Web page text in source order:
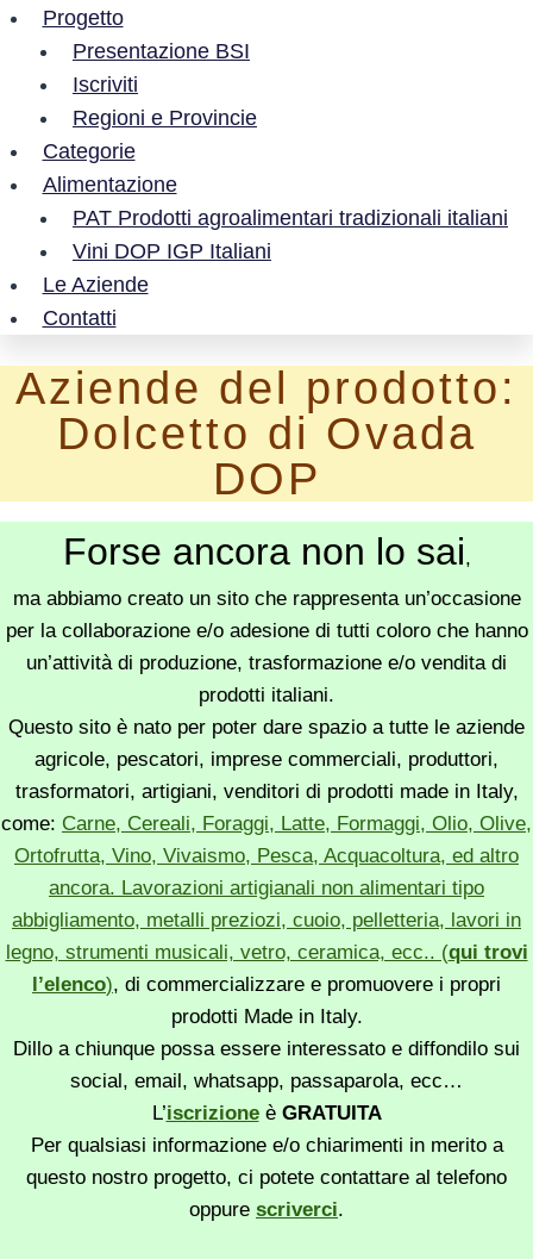
Progetto
Presentazione BSI
Iscriviti
Regioni e Provincie
Categorie
Alimentazione
PAT Prodotti agroalimentari tradizionali italiani
Vini DOP IGP Italiani
Le Aziende
Contatti
Aziende del prodotto:
Dolcetto di Ovada
DOP
Forse ancora non lo sai,
ma abbiamo creato un sito che rappresenta un’occasione
per la collaborazione e/o adesione di tutti coloro che hanno
un’attività di produzione, trasformazione e/o vendita di
prodotti italiani.
Questo sito è nato per poter dare spazio a tutte le aziende
agricole, pescatori, imprese commerciali, produttori,
trasformatori, artigiani, venditori di prodotti made in Italy,
come: Carne, Cereali, Foraggi, Latte, Formaggi, Olio, Olive,
Ortofrutta, Vino, Vivaismo, Pesca, Acquacoltura, ed altro
ancora. Lavorazioni artigianali non alimentari tipo
abbigliamento, metalli preziozi, cuoio, pelletteria, lavori in
legno, strumenti musicali, vetro, ceramica, ecc.. (qui trovi
l’elenco), di commercializzare e promuovere i propri
prodotti Made in Italy.
Dillo a chiunque possa essere interessato e diffondilo sui
social, email, whatsapp, passaparola, ecc…
L’iscrizioneè GRATUITA
Per qualsiasi informazione e/o chiarimenti in merito a
questo nostro progetto, ci potete contattare al telefono
oppure scriverci.